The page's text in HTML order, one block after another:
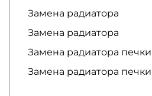
Замена радиатора
Замена радиатора
Замена радиатора печки
Замена радиатора печки